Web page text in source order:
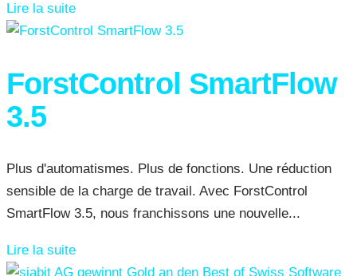
Lire la suite
ForstControl SmartFlow
3.5
Plus d'automatismes. Plus de fonctions. Une réduction
sensible de la charge de travail. Avec ForstControl
SmartFlow 3.5, nous franchissons une nouvelle...
Lire la suite